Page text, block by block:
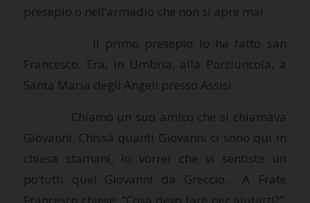
presepio o nell’armadio che non si apre mai.
Il primo presepio lo ha fatto san
Francesco. Era, in Umbria, alla Porziuncola, a
Santa Maria degli Angeli presso Assisi.
Chiamò un suo amico che si chiamava
Giovanni. Chissà quanti Giovanni ci sono qui in
chiesa stamani, io vorrei che vi sentiste un
po’tutti quel Giovanni da Greccio… A Frate